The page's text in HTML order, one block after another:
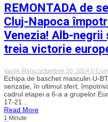
REMONTADA de
Cluj-Napoca
Venezia! Alb-negrii
treia victorie
Vasile Manu octombrie 30, 2024 0
Echipa de baschet masculin U-
senzație, în ultimul sfert,
cadrul etapei a 6-a a grupelor
17-21...
Read More
1 Minute